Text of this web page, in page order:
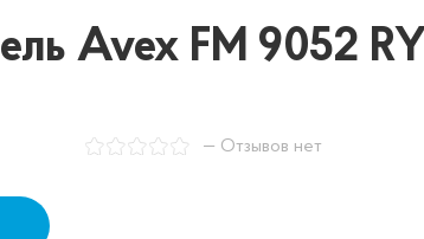
Avex FM 9052 RY
— Отзывов нет